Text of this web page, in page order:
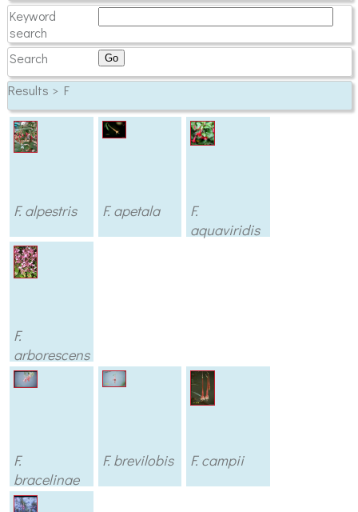
Keyword
search
Search
Results > F
F. alpestris F. apetala
F.
aquaviridis
F.
arborescens
F.
bracelinae
F. brevilobis F. campii